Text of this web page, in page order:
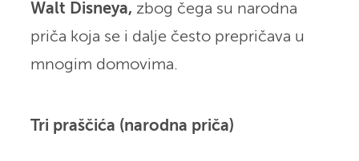
Walt Disneya, zbog čega su narodna
priča koja se i dalje često prepričava u
mnogim domovima.
Tri praščića (narodna priča)